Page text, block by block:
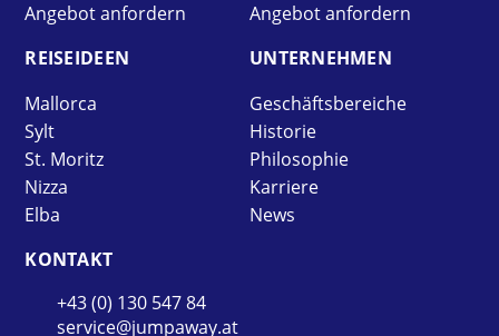
Angebot anfordern
Angebot anfordern
REISE­IDEEN
Mallorca
Sylt
St. Moritz
Nizza
Elba
UNTER­NEHMEN
Geschäftsbereiche
Historie
Philosophie
Karriere
News
KONTAKT
+43 (0) 130 547 84
service@jumpaway.at